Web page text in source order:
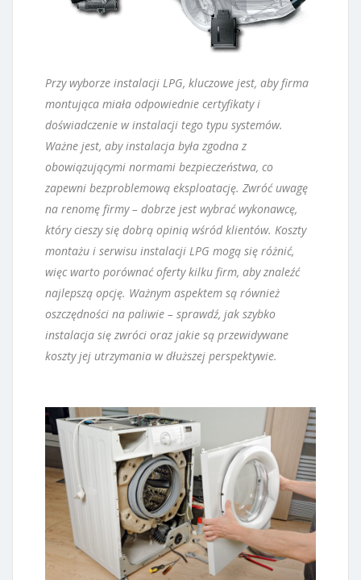
Przy wyborze instalacji LPG, kluczowe jest, aby firma
montująca miała odpowiednie certyfikaty i
doświadczenie w instalacji tego typu systemów.
Ważne jest, aby instalacja była zgodna z
obowiązującymi normami bezpieczeństwa, co
zapewni bezproblemową eksploatację. Zwróć uwagę
na renomę firmy – dobrze jest wybrać wykonawcę,
który cieszy się dobrą opinią wśród klientów. Koszty
montażu i serwisu instalacji LPG mogą się różnić,
więc warto porównać oferty kilku firm, aby znaleźć
najlepszą opcję. Ważnym aspektem są również
oszczędności na paliwie – sprawdź, jak szybko
instalacja się zwróci oraz jakie są przewidywane
koszty jej utrzymania w dłuższej perspektywie.